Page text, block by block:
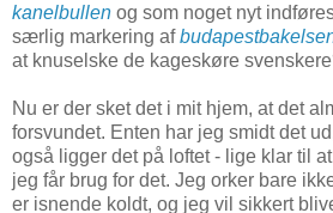
kanelbullen og som noget nyt
særlig markering af
at knuselske de kageskøre
Nu er der sket det i mit hjem, at det
forsvundet. Enten har jeg smidt det
også ligger det på loftet - lige klar til
jeg får brug for det. Jeg orker bare
er isnende koldt, og jeg vil sikkert